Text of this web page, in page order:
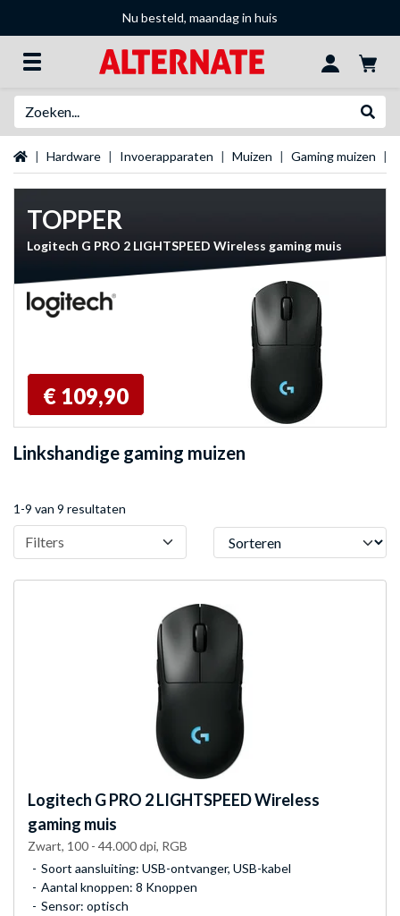
Nu besteld, maandag in huis
Startpagina
Hardware Invoerapparaten Muizen Gaming muizen
TOPPER
Logitech G PRO 2 LIGHTSPEED Wireless gaming muis
€ 109,90
Linkshandige gaming muizen
1-9 van 9 resultaten
Filters Sorteren
Logitech GPRO 2 LIGHTSPEED Wireless
gaming muis
Zwart, 100 - 44.000 dpi, RGB
Soort aansluiting: USB-ontvanger, USB-kabel
Aantal knoppen: 8 Knoppen
Sensor: optisch